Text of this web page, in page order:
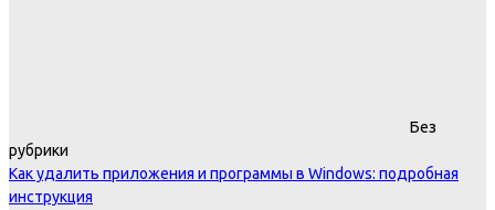
Без
рубрики
Как удалить приложения и программы в Windows: подробная
инструкция